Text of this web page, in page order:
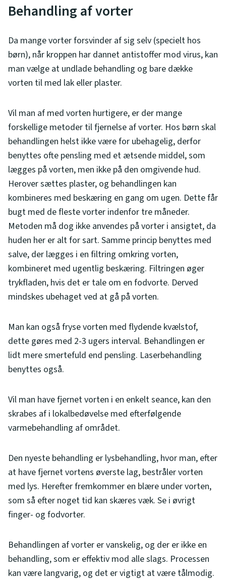
Behandling af vorter
Da mange vorter forsvinder af sig selv (specielt hos
børn), når kroppen har dannet antistoffer mod virus, kan
man vælge at undlade behandling og bare dække
vorten til med lak eller plaster.
Vil man af med vorten hurtigere, er der mange
forskellige metoder til fjernelse af vorter. Hos børn skal
behandlingen helst ikke være for ubehagelig, derfor
benyttes ofte pensling med et ætsende middel, som
lægges på vorten, men ikke på den omgivende hud.
Herover sættes plaster, og behandlingen kan
kombineres med beskæring en gang om ugen. Dette får
bugt med de fleste vorter indenfor tre måneder.
Metoden må dog ikke anvendes på vorter i ansigtet, da
huden her er alt for sart. Samme princip benyttes med
salve, der lægges i en filtring omkring vorten,
kombineret med ugentlig beskæring. Filtringen øger
trykfladen, hvis det er tale om en fodvorte. Derved
mindskes ubehaget ved at gå på vorten.
Man kan også fryse vorten med flydende kvælstof,
dette gøres med 2-3 ugers interval. Behandlingen er
lidt mere smertefuld end pensling. Laserbehandling
benyttes også.
Vil man have fjernet vorten i en enkelt seance, kan den
skrabes af i lokalbedøvelse med efterfølgende
varmebehandling af området.
Den nyeste behandling er lysbehandling, hvor man, efter
at have fjernet vortens øverste lag, bestråler vorten
med lys. Herefter fremkommer en blære under vorten,
som så efter noget tid kan skæres væk. Se i øvrigt
finger- og fodvorter.
Behandlingen af vorter er vanskelig, og der er ikke en
behandling, som er effektiv mod alle slags. Processen
kan være langvarig, og det er vigtigt at være tålmodig.